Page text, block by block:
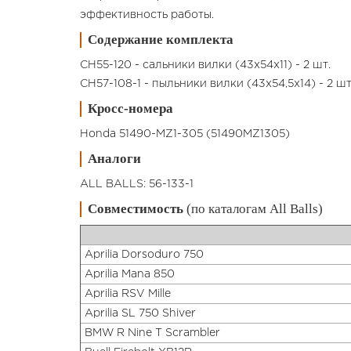
эффективность работы.
Содержание комплекта
CH55-120 - сальники вилки (43x54x11) - 2 шт.
CH57-108-1 - пыльники вилки (43x54,5x14) - 2
Кросс-номера
Honda 51490-MZ1-305 (51490MZ1305)
Аналоги
ALL BALLS: 56-133-1
Совместимость (по каталогам All Balls)
Aprilia Dorsoduro 750
Aprilia Mana 850
Aprilia RSV Mille
Aprilia SL 750 Shiver
BMW R Nine T Scrambler